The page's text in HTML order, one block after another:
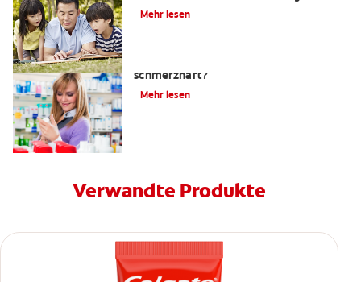
mich?
Mehr lesen
schmerzhaft?
Mehr lesen
Verwandte Produkte